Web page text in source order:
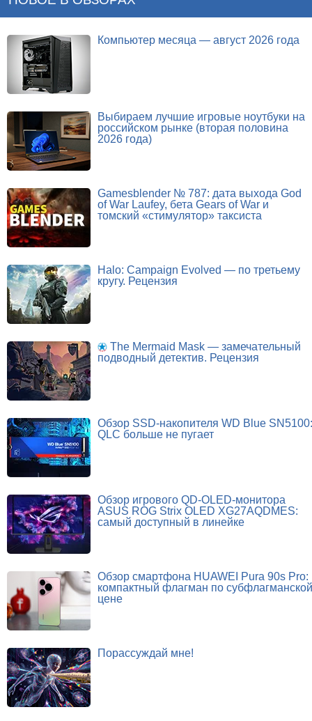
Компьютер месяца — август 2026 года
Выбираем лучшие игровые ноутбуки на
российском рынке (вторая половина
2026 года)
Gamesblender № 787: дата выхода God
of War Laufey, бета Gears of War и
томский «стимулятор» таксиста
Halo: Campaign Evolved — по третьему
кругу. Рецензия
The Mermaid Mask — замечательный
подводный детектив. Рецензия
Обзор SSD-накопителя WD Blue SN5100:
QLC больше не пугает
Обзор игрового QD-OLED-монитора
ASUS ROG Strix OLED XG27AQDMES:
самый доступный в линейке
Обзор смартфона HUAWEI Pura 90s Pro:
компактный флагман по субфлагманской
цене
Порассуждай мне!